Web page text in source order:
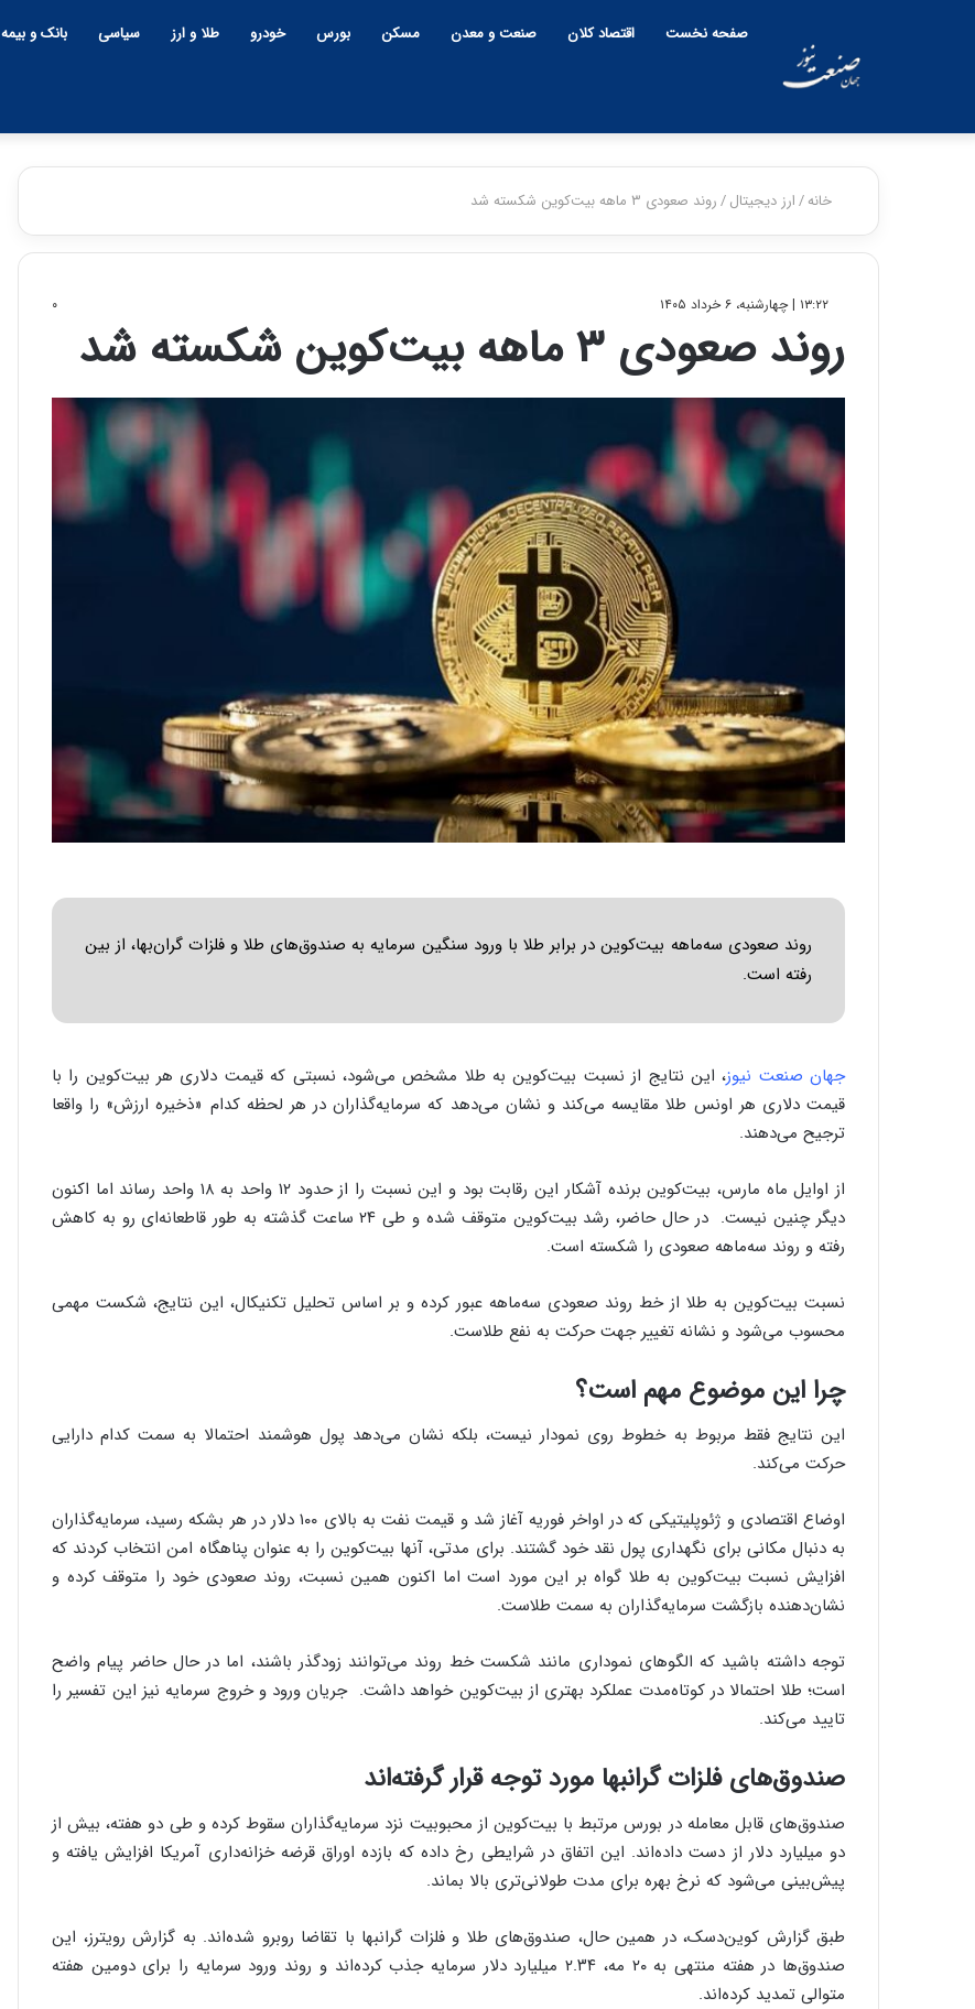
صفحه نخست اقتصاد کلان صنعت و معدن مسکن بورس خودرو طلا و ارز سیاسی بانک و بیمه
خانه/ارز دیجیتال/روند صعودی ۳ ماهه بیت‌کوین شکسته شد
۱۳:۲۲ | چهارشنبه، ۶ خرداد ۱۴۰۵ ۰
روند صعودی ۳ ماهه بیت‌کوین شکسته شد
روند صعودی سه‌ماهه بیت‌کوین در برابر طلا با ورود سنگین سرمایه به صندوق‌های طلا و فلزات گران‌بها، از بین
رفته است.
جهان صنعت نیوز، این نتایج از نسبت بیت‌کوین به طلا مشخص می‌شود، نسبتی که قیمت دلاری هر بیت‌کوین را با
قیمت دلاری هر اونس طلا مقایسه می‌کند و نشان می‌دهد که سرمایه‌گذاران در هر لحظه کدام «ذخیره‌ ارزش» را واقعا
ترجیح می‌دهند.
از اوایل ماه مارس، بیت‌کوین برنده آشکار این رقابت بود و این نسبت را از حدود ۱۲ واحد به ۱۸ واحد رساند اما اکنون
دیگر چنین نیست. در حال حاضر، رشد بیت‌کوین متوقف شده و طی ۲۴ ساعت گذشته به طور قاطعانه‌ای رو به کاهش
رفته و روند سه‌ماهه صعودی را شکسته است.
نسبت بیت‌کوین به طلا از خط روند صعودی سه‌ماهه عبور کرده و بر اساس تحلیل تکنیکال، این نتایج، شکست مهمی
محسوب می‌شود و نشانه تغییر جهت حرکت به نفع طلاست.
چرا این موضوع مهم است؟
این نتایج فقط مربوط به خطوط روی نمودار نیست، بلکه نشان می‌دهد پول هوشمند احتمالا به سمت کدام دارایی
حرکت می‌کند.
اوضاع اقتصادی و ژئوپلیتیکی که در اواخر فوریه آغاز شد و قیمت نفت به بالای ۱۰۰ دلار در هر بشکه رسید، سرمایه‌گذاران
به دنبال مکانی برای نگهداری پول نقد خود گشتند. برای مدتی، آنها بیت‌کوین را به عنوان پناهگاه امن انتخاب کردند که
افزایش نسبت بیت‌کوین به طلا گواه بر این مورد است اما اکنون همین نسبت، روند صعودی خود را متوقف کرده و
نشان‌دهنده بازگشت سرمایه‌گذاران به سمت طلاست.
توجه داشته باشید که الگوهای نموداری مانند شکست خط روند می‌توانند زودگذر باشند، اما در حال حاضر پیام واضح
است؛ طلا احتمالا در کوتاه‌مدت عملکرد بهتری از بیت‌کوین خواهد داشت. جریان ورود و خروج سرمایه نیز این تفسیر را
تایید می‌کند.
صندوق‌های فلزات گرانبها مورد توجه قرار گرفته‌اند
صندوق‌های قابل معامله در بورس مرتبط با بیت‌کوین از محبوبیت نزد سرمایه‌گذاران سقوط کرده و طی دو هفته، بیش از
دو میلیارد دلار از دست داده‌اند. این اتفاق در شرایطی رخ داده که بازده اوراق قرضه خزانه‌داری آمریکا افزایش یافته و
پیش‌بینی می‌شود که نرخ بهره برای مدت طولانی‌تری بالا بماند.
طبق گزارش کوین‌دسک، در همین حال، صندوق‌های طلا و فلزات گرانبها با تقاضا روبرو شده‌اند. به گزارش رویترز، این
صندوق‌ها در هفته منتهی به ۲۰ مه، ۲.۳۴ میلیارد دلار سرمایه جذب کرده‌اند و روند ورود سرمایه را برای دومین هفته
متوالی تمدید کرده‌اند.